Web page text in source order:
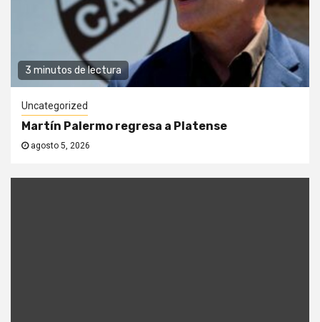
3 minutos de lectura
Uncategorized
Martín Palermo regresa a Platense
agosto 5, 2026